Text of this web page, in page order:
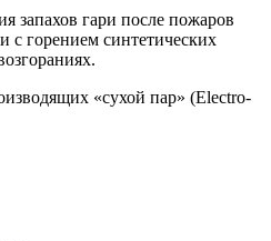
запахов гари после пожаров
с горением синтетических
«сухой пар» (Electro-